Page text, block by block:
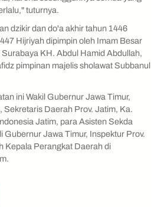
tuturnya.
dzikir dan do'a akhir tahun 1446
Hijriyah dipimpin oleh Imam Besar
KH. Abdul Hamid Abdullah,
pimpinan majelis sholawat Subbanul
ini Wakil Gubernur Jawa Timur,
Sekretaris Daerah Prov. Jatim, Ka.
Jatim, para Asisten Sekda
Gubernur Jawa Timur, Inspektur Prov.
Kepala Perangkat Daerah di